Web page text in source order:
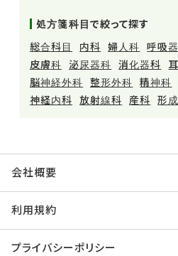
処方箋科目で絞って探す
総合科目
内科 婦人科 呼吸
皮膚科
泌尿器科 消化器科
脳神経外科
整形外科 精神科
神経内科
放射線科 産科 形
会社概要
利用規約
プライバシーポリシー